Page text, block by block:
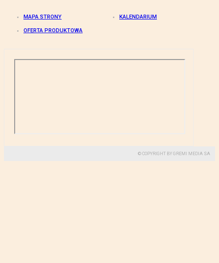
MAPA STRONY KALENDARIUM
OFERTA PRODUKTOWA
© COPYRIGHT BY GREMI MEDIA SA